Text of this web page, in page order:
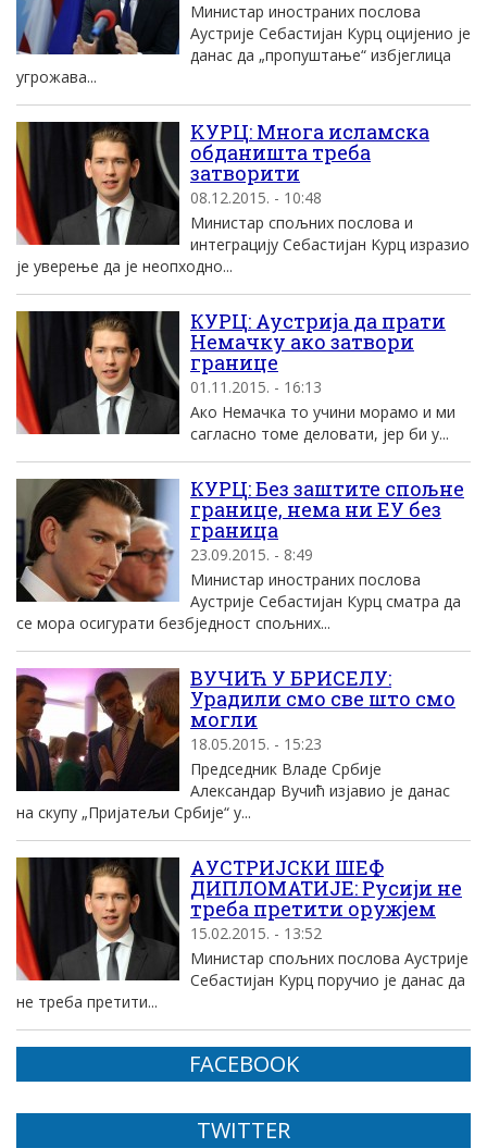
Министар иностраних послова
Аустрије Себастијан Курц оцијенио је
данас да „пропуштање“ избјеглица
угрожава...
KУРЦ: Mнога исламска
обданишта треба
затворити
08.12.2015. - 10:48
Mинистар спољних послова и
интеграциjу Себастиjан Kурц изразио
jе уверење да jе неопходно...
КУРЦ: Аустрија да прати
Немачку ако затвори
границе
01.11.2015. - 16:13
Ако Немачка то учини морамо и ми
сагласно томе деловати, јер би у...
КУРЦ: Без заштите спољне
границе, нема ни ЕУ без
граница
23.09.2015. - 8:49
Министар иностраних послова
Аустрије Себастијан Курц сматра да
се мора осигурати безбједност спољних...
ВУЧИЋ У БРИСЕЛУ:
Урадили смо све што смо
могли
18.05.2015. - 15:23
Председник Владе Србије
Александар Вучић изјавио је данас
на скупу „Пријатељи Србије“ у...
АУСТРИЈСКИ ШЕФ
ДИПЛОМАТИЈЕ: Русији не
треба претити оружјем
15.02.2015. - 13:52
Mинистар спољних послова Аустрије
Себастијан Курц поручио је данас да
не треба претити...
FACEBOOK
TWITTER